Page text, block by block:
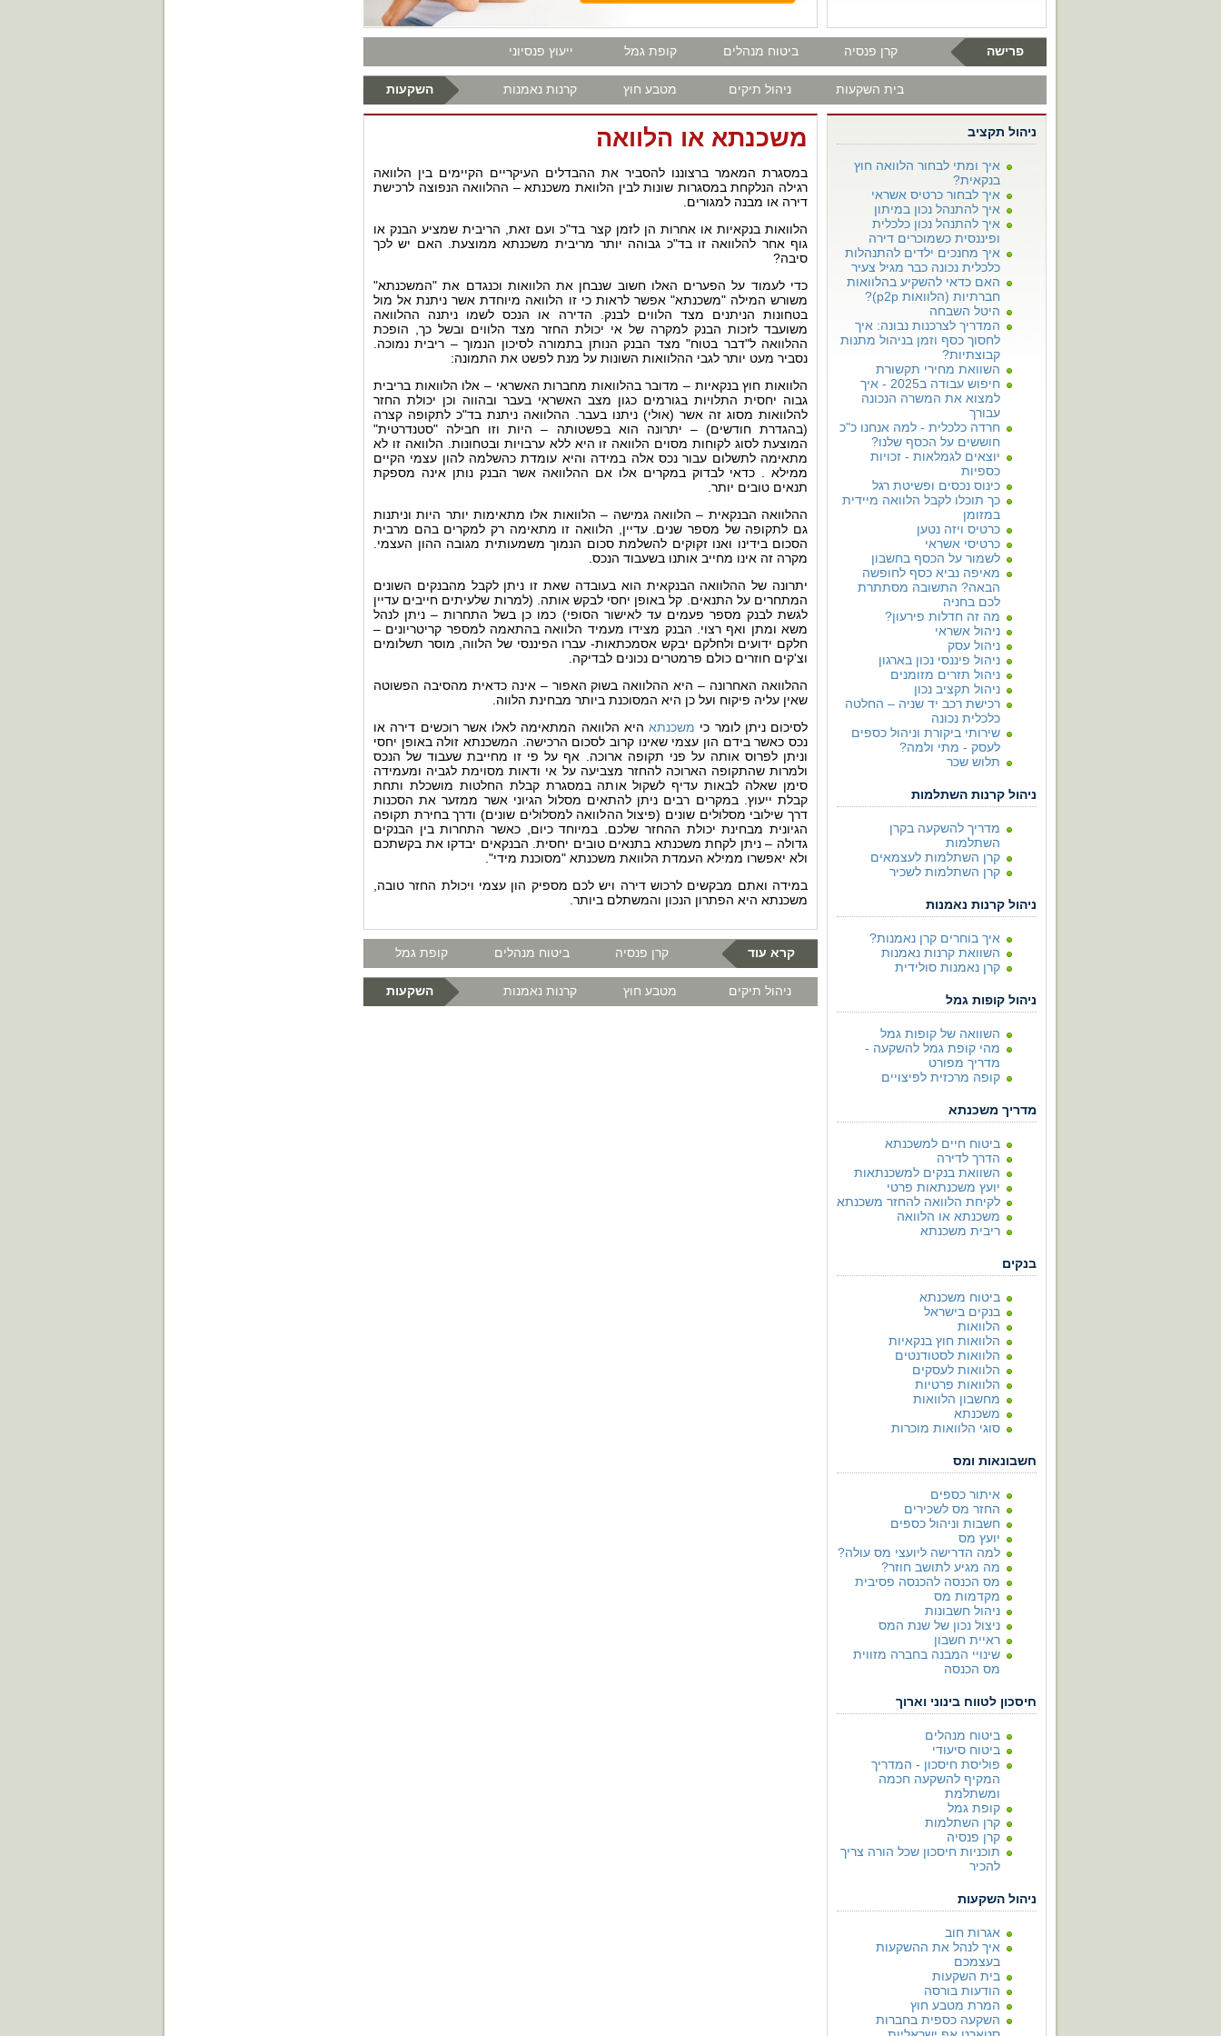
פרישה קרן פנסיה ביטוח מנהלים קופת גמל ייעוץ פנסיוני
השקעות קרנות נאמנות מטבע חוץ ניהול תיקים בית השקעות
ניהול תקציב
איך ומתי לבחור הלוואה חוץ
בנקאית?
איך לבחור כרטיס אשראי
איך להתנהל נכון במיתון
איך להתנהל נכון כלכלית
ופיננסית כשמוכרים דירה
איך מחנכים ילדים להתנהלות
כלכלית נכונה כבר מגיל צעיר
האם כדאי להשקיע בהלוואות
חברתיות (הלוואות p2p)?
היטל השבחה
המדריך לצרכנות נבונה: איך
לחסוך כסף וזמן בניהול מתנות
קבוצתיות?
השוואת מחירי תקשורת
חיפוש עבודה ב2025 - איך
למצוא את המשרה הנכונה
עבורך
חרדה כלכלית - למה אנחנו כ"כ
חוששים על הכסף שלנו?
יוצאים לגמלאות - זכויות
כספיות
כינוס נכסים ופשיטת רגל
כך תוכלו לקבל הלוואה מיידית
במזומן
כרטיס ויזה נטען
כרטיסי אשראי
לשמור על הכסף בחשבון
מאיפה נביא כסף לחופשה
הבאה? התשובה מסתתרת
לכם בחניה
מה זה חדלות פירעון?
ניהול אשראי
ניהול עסק
ניהול פיננסי נכון בארגון
ניהול תזרים מזומנים
ניהול תקציב נכון
רכישת רכב יד שניה – החלטה
כלכלית נכונה
שירותי ביקורת וניהול כספים
לעסק - מתי ולמה?
תלוש שכר
ניהול קרנות השתלמות
מדריך להשקעה בקרן
השתלמות
קרן השתלמות לעצמאים
קרן השתלמות לשכיר
ניהול קרנות נאמנות
איך בוחרים קרן נאמנות?
השוואת קרנות נאמנות
קרן נאמנות סולידית
ניהול קופות גמל
השוואה של קופות גמל
מהי קופת גמל להשקעה -
מדריך מפורט
קופה מרכזית לפיצויים
מדריך משכנתא
ביטוח חיים למשכנתא
הדרך לדירה
השוואת בנקים למשכנתאות
יועץ משכנתאות פרטי
לקיחת הלוואה להחזר משכנתא
משכנתא או הלוואה
ריבית משכנתא
בנקים
ביטוח משכנתא
בנקים בישראל
הלוואות
הלוואות חוץ בנקאיות
הלוואות לסטודנטים
הלוואות לעסקים
הלוואות פרטיות
מחשבון הלוואות
משכנתא
סוגי הלוואות מוכרות
חשבונאות ומס
איתור כספים
החזר מס לשכירים
חשבות וניהול כספים
יועץ מס
למה הדרישה ליועצי מס עולה?
מה מגיע לתושב חוזר?
מס הכנסה להכנסה פסיבית
מקדמות מס
ניהול חשבונות
ניצול נכון של שנת המס
ראיית חשבון
שינויי המבנה בחברה מזווית
מס הכנסה
חיסכון לטווח בינוני וארוך
ביטוח מנהלים
ביטוח סיעודי
פוליסת חיסכון - המדריך
המקיף להשקעה חכמה
ומשתלמת
קופת גמל
קרן השתלמות
קרן פנסיה
תוכניות חיסכון שכל הורה צריך
להכיר
ניהול השקעות
אגרות חוב
איך לנהל את ההשקעות
בעצמכם
בית השקעות
הודעות בורסה
המרת מטבע חוץ
השקעה כספית בחברות
משכנתא או הלוואה
במסגרת המאמר ברצוננו להסביר את ההבדלים העיקריים הקיימים בין הלוואה
רגילה הנלקחת במסגרות שונות לבין הלוואת משכנתא – ההלוואה הנפוצה לרכישת
דירה או מבנה למגורים.
הלוואות בנקאיות או אחרות הן לזמן קצר בד"כ ועם זאת, הריבית שמציע הבנק או
גוף אחר להלוואה זו בד"כ גבוהה יותר מריבית משכנתא ממוצעת. האם יש לכך
סיבה?
כדי לעמוד על הפערים האלו חשוב שנבחן את הלוואות וכנגדם את "המשכנתא"
משורש המילה "משכנתא" אפשר לראות כי זו הלוואה מיוחדת אשר ניתנת אל מול
בטחונות הניתנים מצד הלווים לבנק. הדירה או הנכס לשמו ניתנה ההלוואה
משועבד לזכות הבנק למקרה של אי יכולת החזר מצד הלווים ובשל כך, הופכת
ההלוואה ל"דבר בטוח" מצד הבנק הנותן בתמורה לסיכון הנמוך – ריבית נמוכה.
נסביר מעט יותר לגבי ההלוואות השונות על מנת לפשט את התמונה:
הלוואות חוץ בנקאיות – מדובר בהלוואות מחברות האשראי – אלו הלוואות בריבית
גבוה יחסית התלויות בגורמים כגון מצב האשראי בעבר ובהווה וכן יכולת החזר
להלוואות מסוג זה אשר (אולי) ניתנו בעבר. ההלוואה ניתנת בד"כ לתקופה קצרה
(בהגדרת חודשים) – יתרונה הוא בפשטותה – היות וזו חבילה "סטנדרטית"
המוצעת לסוג לקוחות מסוים הלוואה זו היא ללא ערבויות ובטחונות. הלוואה זו לא
מתאימה לתשלום עבור נכס אלה במידה והיא עומדת כהשלמה להון עצמי הקיים
ממילא . כדאי לבדוק במקרים אלו אם ההלוואה אשר הבנק נותן אינה מספקת
תנאים טובים יותר.
ההלוואה הבנקאית – הלוואה גמישה – הלוואות אלו מתאימות יותר היות וניתנות
גם לתקופה של מספר שנים. עדיין, הלוואה זו מתאימה רק למקרים בהם מרבית
הסכום בידינו ואנו זקוקים להשלמת סכום הנמוך משמעותית מגובה ההון העצמי.
מקרה זה אינו מחייב אותנו בשעבוד הנכס.
יתרונה של ההלוואה הבנקאית הוא בעובדה שאת זו ניתן לקבל מהבנקים השונים
המתחרים על התנאים. קל באופן יחסי לבקש אותה. (למרות שלעיתים חייבים עדיין
לגשת לבנק מספר פעמים עד לאישור הסופי) כמו כן בשל התחרות – ניתן לנהל
משא ומתן ואף רצוי. הבנק מצידו מעמיד הלוואה בהתאמה למספר קריטריונים –
חלקם ידועים ולחלקם יבקש אסמכתאות- עברו הפיננסי של הלווה, מוסר תשלומים
וצ'קים חוזרים כולם פרמטרים נכונים לבדיקה.
ההלוואה האחרונה – היא ההלוואה בשוק האפור – אינה כדאית מהסיבה הפשוטה
שאין עליה פיקוח ועל כן היא המסוכנת ביותר מבחינת הלווה.
לסיכום ניתן לומר כי משכנתא היא הלוואה המתאימה לאלו אשר רוכשים דירה או
נכס כאשר בידם הון עצמי שאינו קרוב לסכום הרכישה. המשכנתא זולה באופן יחסי
וניתן לפרוס אותה על פני תקופה ארוכה. אף על פי זו מחייבת שעבוד של הנכס
ולמרות שהתקופה הארוכה להחזר מצביעה על אי ודאות מסוימת לגביה ומעמידה
סימן שאלה לבאות עדיף לשקול אותה במסגרת קבלת החלטות מושכלת ותחת
קבלת ייעוץ. במקרים רבים ניתן להתאים מסלול הגיוני אשר ממזער את הסכנות
דרך שילובי מסלולים שונים (פיצול ההלוואה למסלולים שונים) ודרך בחירת תקופה
הגיונית מבחינת יכולת ההחזר שלכם. במיוחד כיום, כאשר התחרות בין הבנקים
גדולה – ניתן לקחת משכנתא בתנאים טובים יחסית. הבנקאים יבדקו את בקשתכם
ולא יאפשרו ממילא העמדת הלוואת משכנתא "מסוכנת מידי".
במידה ואתם מבקשים לרכוש דירה ויש לכם מספיק הון עצמי ויכולת החזר טובה,
משכנתא היא הפתרון הנכון והמשתלם ביותר.
קרא עוד קרן פנסיה ביטוח מנהלים קופת גמל
השקעות קרנות נאמנות מטבע חוץ ניהול תיקים